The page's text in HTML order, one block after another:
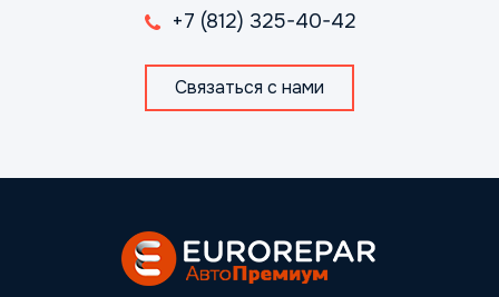
+7 (812) 325-40-42
Связаться с нами